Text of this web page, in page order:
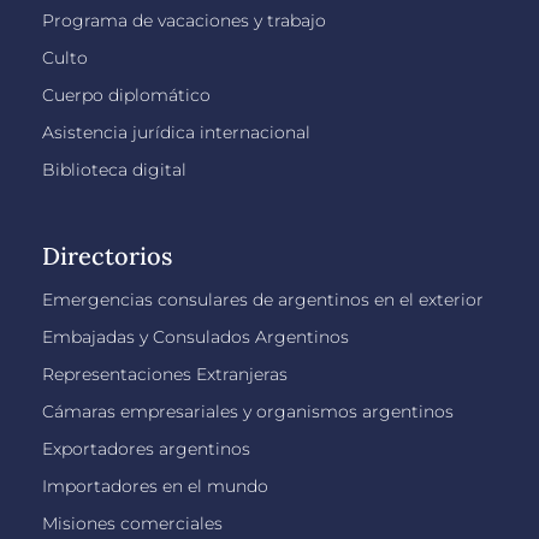
Programa de vacaciones y trabajo
Culto
Cuerpo diplomático
Asistencia jurídica internacional
Biblioteca digital
Directorios
Emergencias consulares de argentinos en el exterior
Embajadas y Consulados Argentinos
Representaciones Extranjeras
Cámaras empresariales y organismos argentinos
Exportadores argentinos
Importadores en el mundo
Misiones comerciales